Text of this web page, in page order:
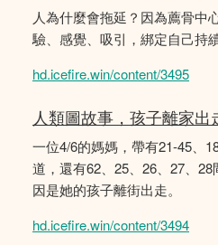
人為什麼會拖延？因為薦骨中
驗、感覺、吸引，綁定自己持
hd.icefire.win/content/3495
人類圖故事，孩子離家出
一位4/6的媽媽，帶有21-45、
道，還有62、25、26、27、
因是她的孩子離街出走。
hd.icefire.win/content/3494